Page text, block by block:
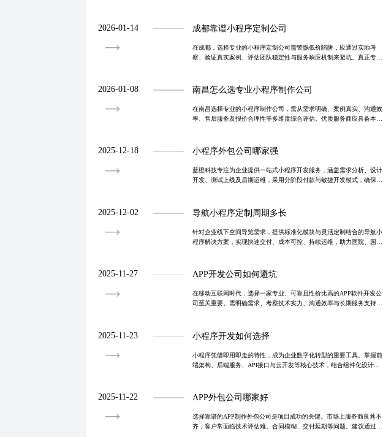
2026-01-14 成都靠谱小程序定制公司
在成都，选择专业的小程序定制公司需警惕低价陷阱，应通过实地考
察、验证真实案例、评估团队稳定性与服务响应机制来避坑。真正专业
2026-01-08 南昌怎么选专业小程序制作公司
在南昌选择专业的小程序制作公司，需从需求明确、案例真实、沟通效
率、售后服务及报价合理性等多维度综合评估。优质服务商应具备本地
2025-12-18 小程序外包公司哪家强
蓝橙科技专注为企业提供一站式小程序开发服务，涵盖需求分析、设计
开发、测试上线及后期运维，采用分阶段付款与敏捷开发模式，确保项
2025-12-02 导航小程序定制周期多长
针对企业线下空间导览需求，提供标准化模块与灵活定制结合的导航小
程序解决方案，实现快速交付、成本可控、持续运维，助力医院、园
2025-11-27 APP开发公司如何避坑
在移动互联网时代，选择一家专业、可靠且性价比高的APP软件开发公
司至关重要。需明确需求、考察技术实力、沟通效率与长期服务支持，
2025-11-23 小程序开发如何选择
小程序凭借即用即走的特性，成为企业数字化转型的重要工具。掌握前
端架构、后端服务、API接口与云开发等核心技术，结合组件化设计与
2025-11-22 APP外包公司哪家好
选择靠谱的APP制作外包公司是项目成功的关键。市场上服务商良莠不
齐，客户常面临技术评估难、合同模糊、交付延期等问题。建议通过考